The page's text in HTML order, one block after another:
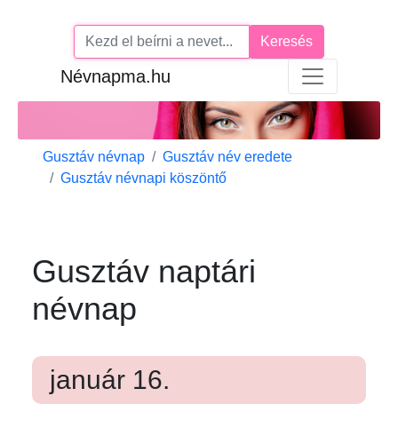
Névnapma.hu
Keresés
Gusztáv névnap
Gusztáv név eredete
Gusztáv névnapi köszöntő
Gusztáv naptári
névnap
január 16.